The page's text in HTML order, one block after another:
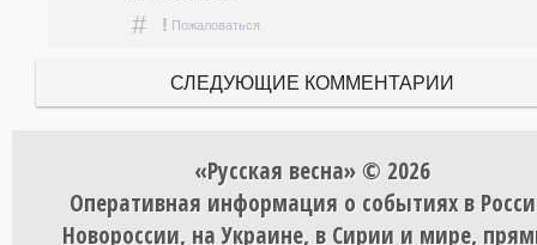
# ! Пожаловаться
СЛЕДУЮЩИЕ КОММЕНТАРИИ
«Русская весна» © 2026
Оперативная информация о событиях в
Новороссии, на Украине, в Сирии и мире,